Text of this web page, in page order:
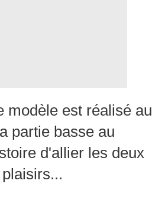
modèle est réalisé au
partie basse au
d'allier les deux
plaisirs...